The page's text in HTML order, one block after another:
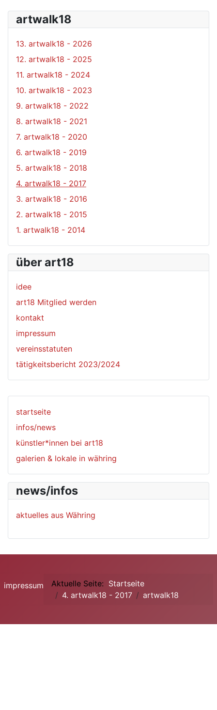
startseite
infos/news
künstler*innen bei art18
galerien & lokale in währing
news/infos
aktuelles aus Währing
artwalk18
13. artwalk18 - 2026
12. artwalk18 - 2025
11. artwalk18 - 2024
10. artwalk18 - 2023
9. artwalk18 - 2022
8. artwalk18 - 2021
7. artwalk18 - 2020
6. artwalk18 - 2019
5. artwalk18 - 2018
4. artwalk18 - 2017
3. artwalk18 - 2016
2. artwalk18 - 2015
1. artwalk18 - 2014
über art18
idee
art18 Mitglied werden
kontakt
impressum
vereinsstatuten
tätigkeitsbericht 2023/2024
impressum Aktuelle Seite: Startseite
4. artwalk18 - 2017
artwalk18